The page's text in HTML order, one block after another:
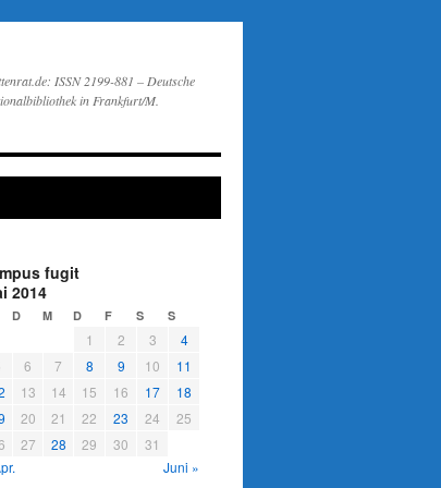
ISSN 2199-881 – Deutsche
in Frankfurt/M.
fugit
2014
D M D F S S
1 2 3
4
6 7 8 9 10
11
13 14 15 16 17
18
20 21 22 23 24
25
27 28 29 30
31
Juni »